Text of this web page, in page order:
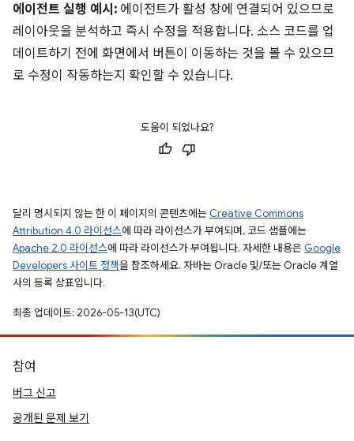
에이전트 실행 예시: 에이전트가 활성 창에 연결되어 있으므로
레이아웃을 분석하고 즉시 수정을 적용합니다. 소스 코드를 업
데이트하기 전에 화면에서 버튼이 이동하는 것을 볼 수 있으므
로 수정이 작동하는지 확인할 수 있습니다.
도움이 되었나요?
달리 명시되지 않는 한 이 페이지의 콘텐츠에는 Creative Commons
Attribution 4.0 라이선스에 따라 라이선스가 부여되며, 코드 샘플에는
Apache 2.0 라이선스에 따라 라이선스가 부여됩니다. 자세한 내용은 Google
Developers 사이트 정책을 참조하세요. 자바는 Oracle 및/또는 Oracle 계열
사의 등록 상표입니다.
최종 업데이트: 2026-05-13(UTC)
참여
버그 신고
공개된 문제 보기